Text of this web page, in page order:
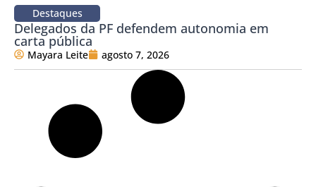
Destaques
Delegados da PF defendem autonomia em
carta pública
Mayara Leite agosto 7, 2026